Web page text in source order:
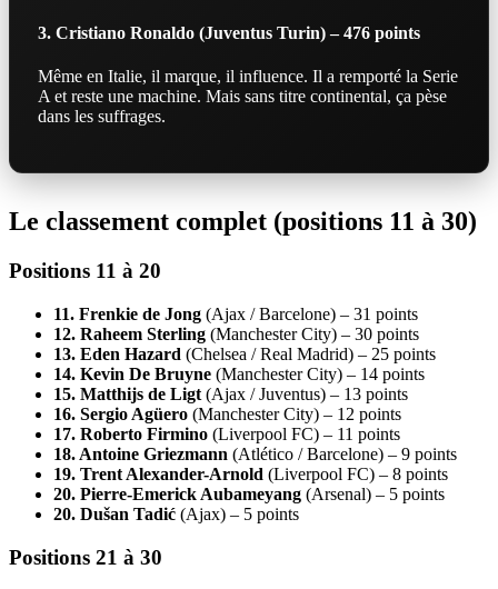
3. Cristiano Ronaldo (Juventus Turin) – 476 points
Même en Italie, il marque, il influence. Il a remporté la Serie
A et reste une machine. Mais sans titre continental, ça pèse
dans les suffrages.
Le classement complet (positions 11 à 30)
Positions 11 à 20
11. Frenkie de Jong (Ajax / Barcelone) – 31 points
12. Raheem Sterling (Manchester City) – 30 points
13. Eden Hazard (Chelsea / Real Madrid) – 25 points
14. Kevin De Bruyne (Manchester City) – 14 points
15. Matthijs de Ligt (Ajax / Juventus) – 13 points
16. Sergio Agüero (Manchester City) – 12 points
17. Roberto Firmino (Liverpool FC) – 11 points
18. Antoine Griezmann (Atlético / Barcelone) – 9 points
19. Trent Alexander-Arnold (Liverpool FC) – 8 points
20. Pierre-Emerick Aubameyang (Arsenal) – 5 points
20. Dušan Tadić (Ajax) – 5 points
Positions 21 à 30